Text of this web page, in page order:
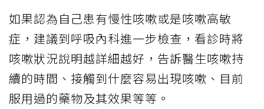
如果認為自己患有慢性咳嗽或是咳嗽高敏
症，建議到呼吸內科進一步檢查，看診時將
咳嗽狀況說明越詳細越好，告訴醫生咳嗽持
續的時間、接觸到什麼容易出現咳嗽、目前
服用過的藥物及其效果等等。